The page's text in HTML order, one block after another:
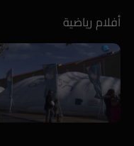
أفلام رياضية